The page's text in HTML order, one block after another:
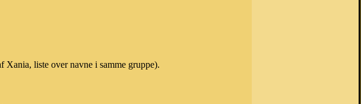
liste over navne i samme gruppe).